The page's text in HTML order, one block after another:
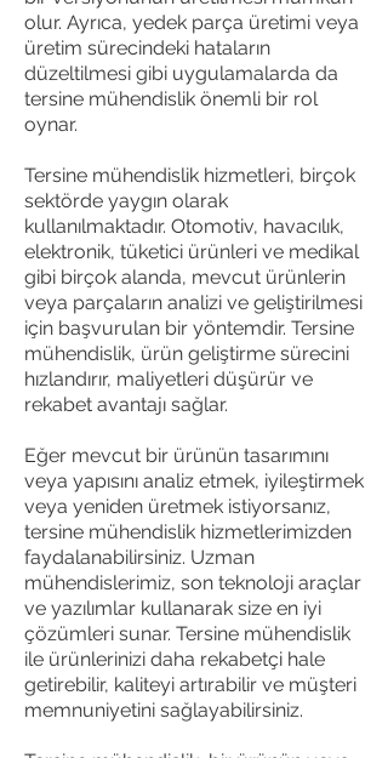
olur. Ayrıca, yedek parça üretimi veya
üretim sürecindeki hataların
düzeltilmesi gibi uygulamalarda da
tersine mühendislik önemli bir rol
oynar.
Tersine mühendislik hizmetleri, birçok
sektörde yaygın olarak
kullanılmaktadır. Otomotiv, havacılık,
elektronik, tüketici ürünleri ve medikal
gibi birçok alanda, mevcut ürünlerin
veya parçaların analizi ve geliştirilmesi
için başvurulan bir yöntemdir. Tersine
mühendislik, ürün geliştirme sürecini
hızlandırır, maliyetleri düşürür ve
rekabet avantajı sağlar.
Eğer mevcut bir ürünün tasarımını
veya yapısını analiz etmek, iyileştirmek
veya yeniden üretmek istiyorsanız,
tersine mühendislik hizmetlerimizden
faydalanabilirsiniz. Uzman
mühendislerimiz, son teknoloji araçlar
ve yazılımlar kullanarak size en iyi
çözümleri sunar. Tersine mühendislik
ile ürünlerinizi daha rekabetçi hale
getirebilir, kaliteyi artırabilir ve müşteri
memnuniyetini sağlayabilirsiniz.